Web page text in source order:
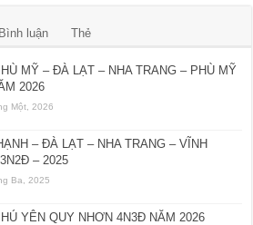
Bình luận Thẻ
MỸ – ĐÀ LẠT – NHA TRANG – PHÙ MỸ
2026
Một, 2026
– ĐÀ LẠT – NHA TRANG – VĨNH
– 2025
Ba, 2025
YÊN QUY NHƠN 4N3Đ NĂM 2026